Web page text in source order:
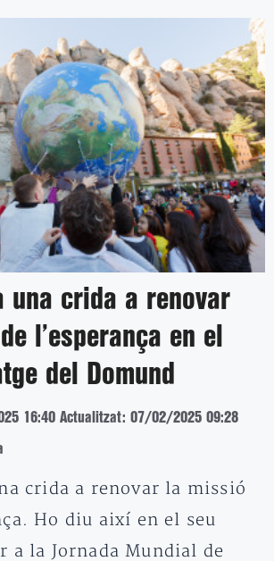
una crida a renovar
l’esperança en el
del Domund
16:40 Actualitzat: 07/02/2025 09:28
crida a renovar la missió
Ho diu així en el seu
a la Jornada Mundial de